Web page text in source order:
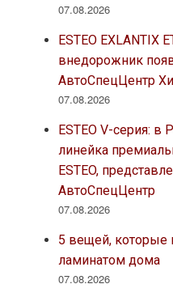
07.08.2026
ESTEO EXLANTIX
внедорожник
АвтоСпецЦентр
07.08.2026
ESTEO V-серия: в
линейка
ESTEO,
АвтоСпецЦентр
07.08.2026
5 вещей, которые
ламинатом дома
07.08.2026